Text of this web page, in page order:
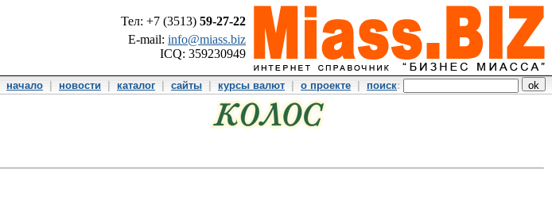
Тел: +7 (3513) 59-27-22
E-mail: info@miass.biz
ICQ: 359230949
начало новости каталог| сайты курсы валют о проекте поиск: